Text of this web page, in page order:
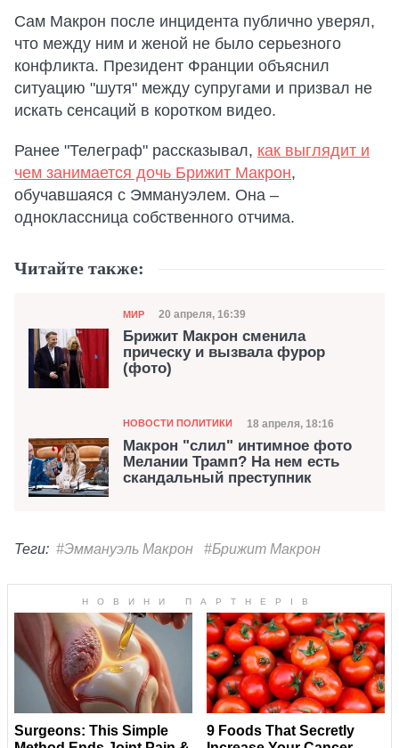
Сам Макрон после инцидента публично уверял,
что между ним и женой не было серьезного
конфликта. Президент Франции объяснил
ситуацию "шутя" между супругами и призвал не
искать сенсаций в коротком видео.
Ранее "Телеграф" рассказывал, как выглядит и
чем занимается дочь Брижит Макрон,
обучавшаяся с Эммануэлем. Она –
одноклассница собственного отчима.
Читайте также:
Категория
МИР Дата публикации
20 апреля, 16:39
Брижит Макрон сменила
прическу и вызвала фурор
(фото)
Категория
НОВОСТИ ПОЛИТИКИ Дата публикации
18 апреля, 18:16
Макрон "слил" интимное фото
Мелании Трамп? На нем есть
скандальный преступник
Теги: #Эммануэль Макрон #Брижит Макрон